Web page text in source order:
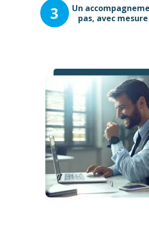
Un
pas, avec mesure